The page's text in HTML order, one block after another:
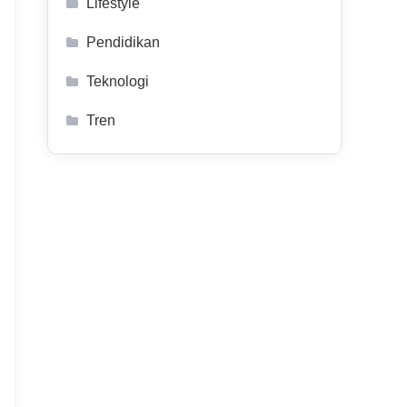
Lifestyle
Pendidikan
Teknologi
Tren